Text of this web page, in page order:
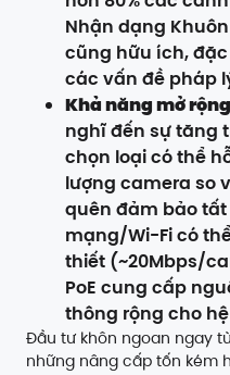
Nhận dạng
cũng hữu ích,
các vấn đề pháp
Khả năng mở
nghĩ đến sự tăng
chọn loại có thể
lượng camera so
quên đảm bảo
mạng/Wi-Fi có
thiết (~20Mbps/
PoE cung cấp
thông rộng cho
Đầu tư khôn ngoan ngay
những nâng cấp tốn kém